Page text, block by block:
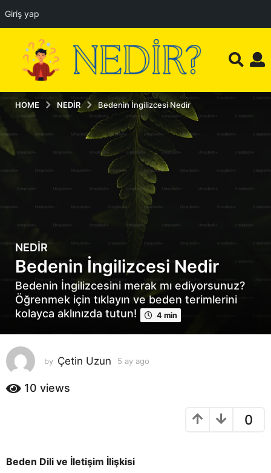
Giriş yap
HOME NEDIR Bedenin İngilizcesi Nedir
5
a
a
g
o
5
a
y
g
NEDIR
Bedenin İngilizcesi Nedir
Bedenin İngilizcesini merak mı ediyorsunuz?
Öğrenmek için tıklayın ve beden terimlerini
kolayca aklınızda tutun!
4 min
by Çetin Uzun 5 ay ago
10 views
0
Beden Dili ve İletişim İlişkisi